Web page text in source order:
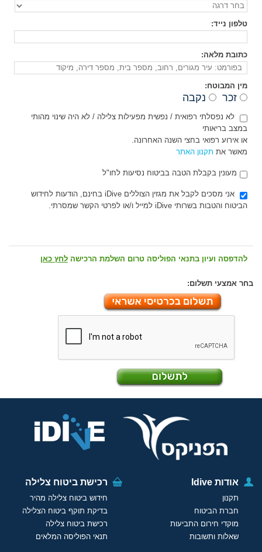
טלפון נייד:
כתובת מלאה:
מין המבוטח:
זכר נקבה
לא נפסלתי רפואית / נפשית מפעילות צלילה / לא היה שינוי מהותי
במצב בריאותי
או אירוע רפואי בחצי השנה האחרונה.
מאשר את תקנון האתר
מעונין בקבלת הטבה בביטוח נסיעות לחו"ל
אני מסכים לקבל את מגזין הצוללים iDive בחינם, הודעות לחידוש
הביטוח והטבות בשרותי iDive למייל ו/או לפרטי הקשר שמסרתי.
להדפסה ועיון בתנאי הפוליסה טרום השלמת הרכישה לחץ כאן
בחר אמצעי תשלום:
אודות Idive
תקנון
חברת הביטוח
מוקדי חירום התביעות
שאלות ותשובות
רכישת ביטוח צלילה
חידוש ביטוח צלילה מהיר
בדיקת תוקף ביטוח הצלילה
רכישת ביטוח צלילה
תנאי הפוליסה המלאים